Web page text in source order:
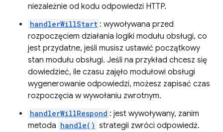
niezależnie od kodu odpowiedzi HTTP.
handlerWillStart : wywoływana przed
rozpoczęciem działania logiki modułu obsługi, co
jest przydatne, jeśli musisz ustawić początkowy
stan modułu obsługi. Jeśli na przykład chcesz się
dowiedzieć, ile czasu zajęło modułowi obsługi
wygenerowanie odpowiedzi, możesz zapisać czas
rozpoczęcia w wywołaniu zwrotnym.
handlerWillRespond : jest wywoływany, zanim
metoda handle() strategii zwróci odpowiedź.